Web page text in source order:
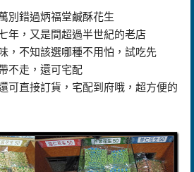
別錯過炳福堂鹹酥花生
年，又是間超過半世紀的老店
，不知該選哪種不用怕，試吃先
不走，還可宅配
可直接訂貨，宅配到府哦，超方便的